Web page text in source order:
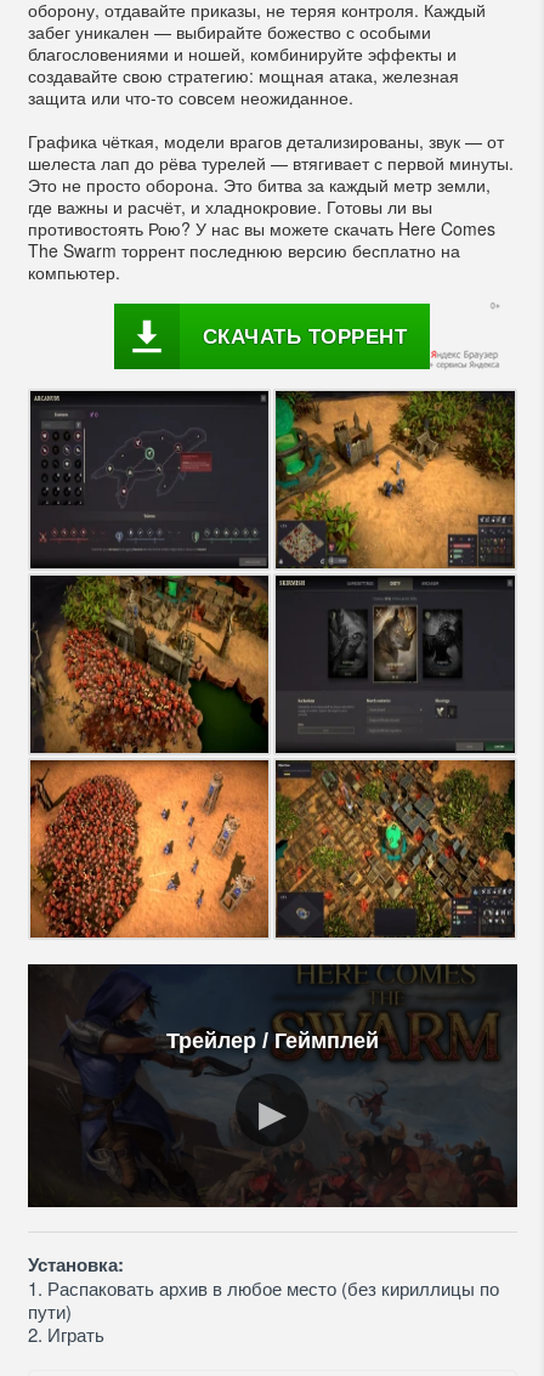
оборону, отдавайте приказы, не теряя контроля. Каждый
забег уникален — выбирайте божество с особыми
благословениями и ношей, комбинируйте эффекты и
создавайте свою стратегию: мощная атака, железная
защита или что-то совсем неожиданное.
Графика чёткая, модели врагов детализированы, звук — от
шелеста лап до рёва турелей — втягивает с первой минуты.
Это не просто оборона. Это битва за каждый метр земли,
где важны и расчёт, и хладнокровие. Готовы ли вы
противостоять Рою? У нас вы можете скачать Here Comes
The Swarm торрент последнюю версию бесплатно на
компьютер.
СКАЧАТЬ ТОРРЕНТ
Трейлер / Геймплей
Установка:
1. Распаковать архив в любое место (без кириллицы по
пути)
2. Играть